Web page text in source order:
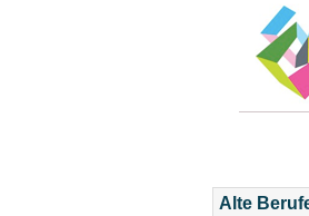
Alte